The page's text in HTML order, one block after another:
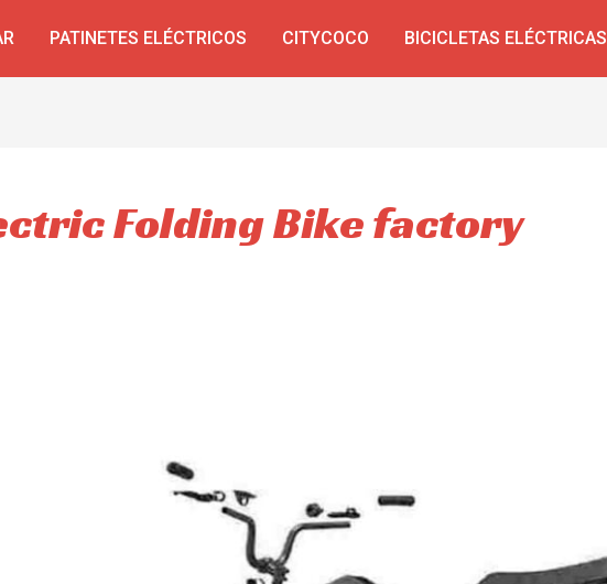
PATINETES ELÉCTRICOS CITYCOCO BICICLETAS ELÉCTRICAS
Folding Bike factory